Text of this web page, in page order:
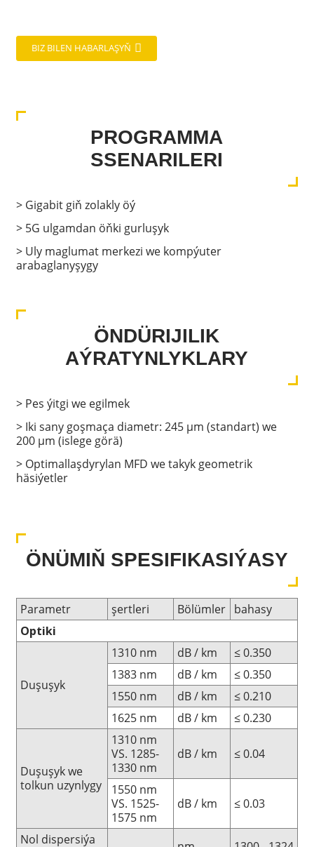
BIZ BILEN HABARLAŞYŇ
PROGRAMMA
SSENARILERI
> Gigabit giň zolakly öý
> 5G ulgamdan öňki gurluşyk
> Uly maglumat merkezi we kompýuter
arabaglanyşygy
ÖNDÜRIJILIK
AÝRATYNLYKLARY
> Pes ýitgi we egilmek
> Iki sany goşmaça diametr: 245 μm (standart) we
200 μm (islege görä)
> Optimallaşdyrylan MFD we takyk geometrik
häsiýetler
ÖNÜMIŇ SPESIFIKASIÝASY
Parametr şertleri Bölümler bahasy
Optiki
Duşuşyk
1310 nm dB / km
≤ 0.350
1383 nm
dB / km
≤ 0.350
1550 nm
dB / km
≤ 0.210
1625 nm
dB / km ≤ 0.230
Duşuşyk we
tolkun uzynlygy
1310 nm
VS. 1285-
1330 nm
dB / km ≤ 0.04
1550 nm
VS. 1525-
1575 nm
dB / km ≤ 0.03
Nol dispersiýa